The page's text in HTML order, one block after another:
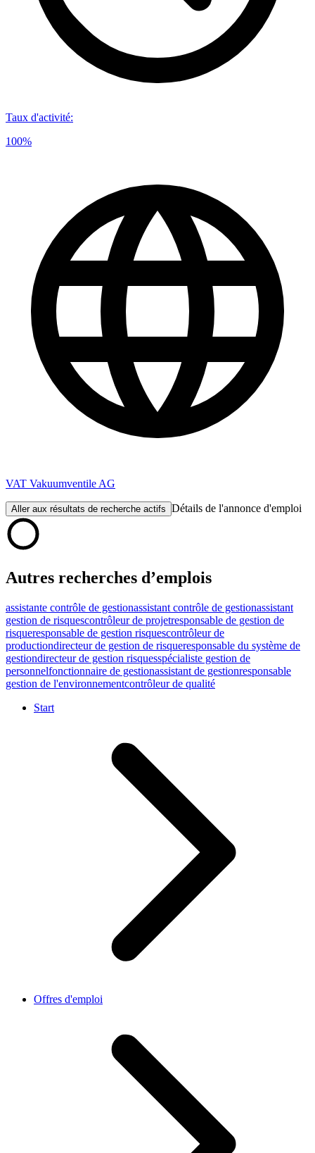
Taux d'activité:
100%
VAT Vakuumventile AG
Aller aux résultats de recherche actifs Détails de l'annonce d'emploi
Autres recherches d’emplois
assistante contrôle de gestionassistant contrôle de gestionassistant
gestion de risquescontrôleur de projetresponsable de gestion de
risqueresponsable de gestion risquescontrôleur de
productiondirecteur de gestion de risqueresponsable du système de
gestiondirecteur de gestion risquesspécialiste gestion de
personnelfonctionnaire de gestionassistant de gestionresponsable
gestion de l'environnementcontrôleur de qualité
Start
Offres d'emploi